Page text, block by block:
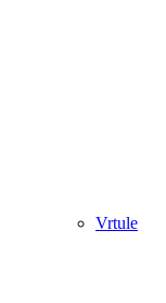
Vrtule